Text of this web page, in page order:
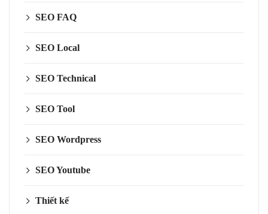
SEO FAQ
SEO Local
SEO Technical
SEO Tool
SEO Wordpress
SEO Youtube
Thiết kế